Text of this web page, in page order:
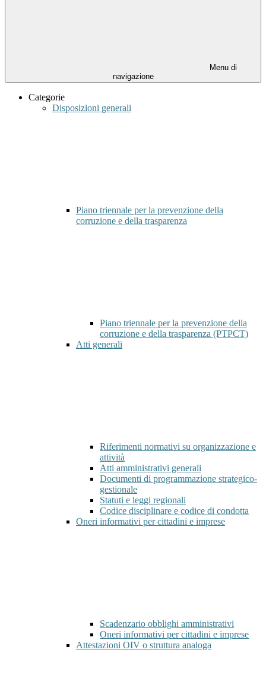
Menu di
navigazione
Categorie
Disposizioni generali
Piano triennale per la prevenzione della
corruzione e della trasparenza
Piano triennale per la prevenzione della
corruzione e della trasparenza (PTPCT)
Atti generali
Riferimenti normativi su organizzazione e
attività
Atti amministrativi generali
Documenti di programmazione strategico-
gestionale
Statuti e leggi regionali
Codice disciplinare e codice di condotta
Oneri informativi per cittadini e imprese
Scadenzario obblighi amministrativi
Oneri informativi per cittadini e imprese
Attestazioni OIV o struttura analoga